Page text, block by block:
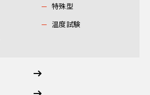
特殊型
温度試験